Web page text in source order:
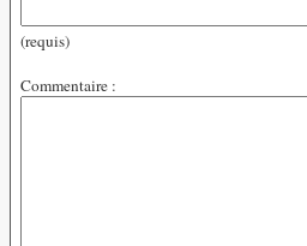
(requis)
Commentaire :